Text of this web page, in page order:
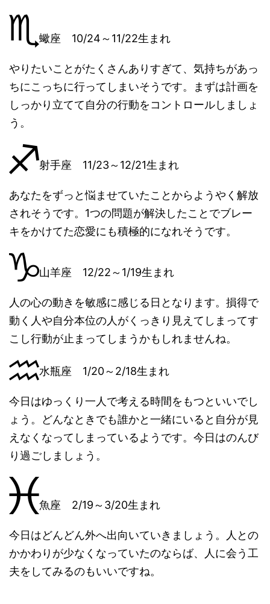
蠍座 10/24～11/22生まれ
やりたいことがたくさんありすぎて、気持ちがあっ
ちにこっちに行ってしまいそうです。まずは計画を
しっかり立てて自分の行動をコントロールしましょ
う。
射手座 11/23～12/21生まれ
あなたをずっと悩ませていたことからようやく解放
されそうです。1つの問題が解決したことでブレー
キをかけてた恋愛にも積極的になれそうです。
山羊座 12/22～1/19生まれ
人の心の動きを敏感に感じる日となります。損得で
動く人や自分本位の人がくっきり見えてしまってす
こし行動が止まってしまうかもしれませんね。
水瓶座 1/20～2/18生まれ
今日はゆっくり一人で考える時間をもつといいでし
ょう。どんなときでも誰かと一緒にいると自分が見
えなくなってしまっているようです。今日はのんび
り過ごしましょう。
魚座 2/19～3/20生まれ
今日はどんどん外へ出向いていきましょう。人との
かかわりが少なくなっていたのならば、人に会う工
夫をしてみるのもいいですね。